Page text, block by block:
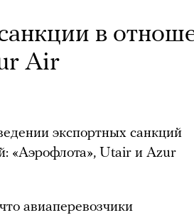
в
Air
экспортных санкций
«Аэрофлота», Utair и Azur
авиаперевозчики